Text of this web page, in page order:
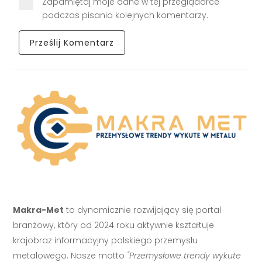
podczas pisania kolejnych komentarzy.
Makra-Met to dynamicznie rozwijający się portal
branżowy, który od 2024 roku aktywnie kształtuje
krajobraz informacyjny polskiego przemysłu
metalowego. Nasze motto "Przemysłowe trendy wykute